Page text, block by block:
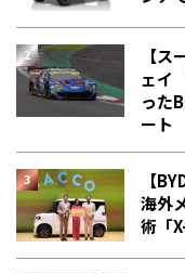
【
ェイ
った
ート
【
海外
術「